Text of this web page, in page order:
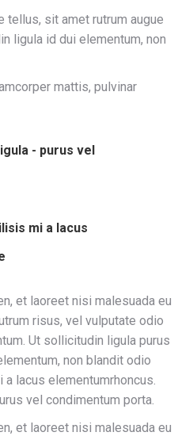
tellus, sit amet rutrum augue
ligula id dui elementum, non
mattis, pulvinar
- purus vel
mi a lacus
et laoreet nisi malesuada eu
risus, vel vulputate odio
Ut sollicitudin ligula purus
non blandit odio
lacus elementumrhoncus.
vel condimentum porta.
et laoreet nisi malesuada eu